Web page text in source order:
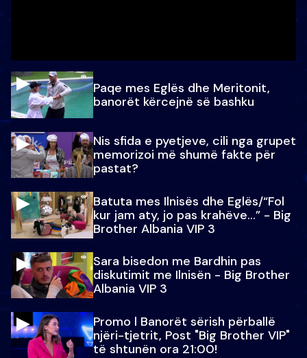
Paqe mes Eglës dhe Meritonit,
banorët kërcejnë së bashku
Nis sfida e pyetjeve, cili nga grupet
memorizoi më shumë fakte për
pastat?
Batuta mes Ilnisës dhe Eglës/“Fol
kur jam aty, jo pas krahëve…” - Big
Brother Albania VIP 3
Sara bisedon me Bardhin pas
diskutimit me Ilnisën - Big Brother
Albania VIP 3
Promo l Banorët sërish përballë
njëri-tjetrit, Post "Big Brother VIP"
të shtunën ora 21:00!